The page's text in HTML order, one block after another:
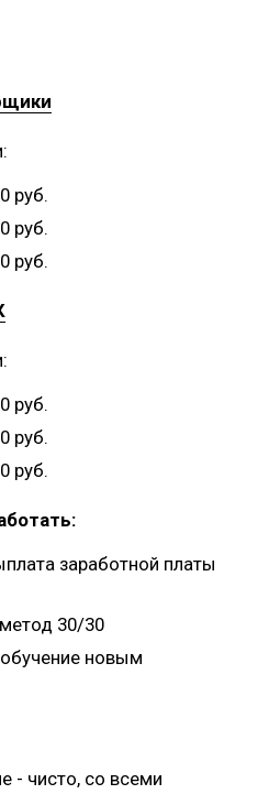
руб.
руб.
руб.
руб.
руб.
руб.
заработной платы
30/30
новым
- чисто, со всеми